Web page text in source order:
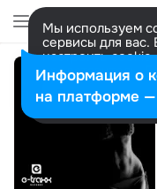
Мы используем
сервисы для вас.
настроить
представитель.
Разрешить все
Информация о
на платформе